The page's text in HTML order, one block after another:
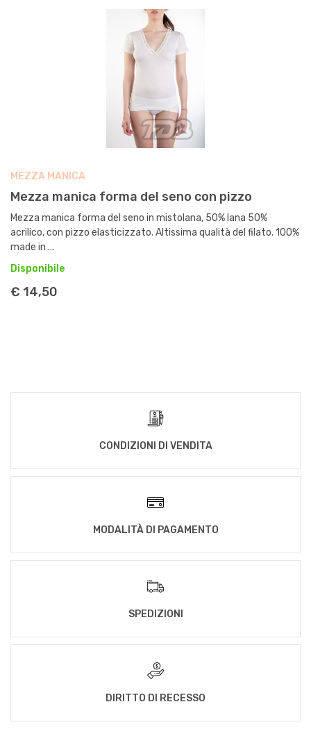
MEZZA MANICA
Mezza manica forma del seno con pizzo
Mezza manica forma del seno in mistolana, 50% lana 50%
acrilico, con pizzo elasticizzato. Altissima qualità del filato. 100%
made in ...
Disponibile
€ 14,50
CONDIZIONI DI VENDITA
MODALITÀ DI PAGAMENTO
SPEDIZIONI
DIRITTO DI RECESSO